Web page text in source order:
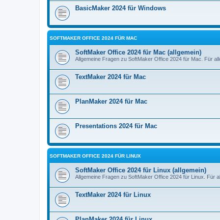
BasicMaker 2024 für Windows
SOFTMAKER OFFICE 2024 FÜR MAC
SoftMaker Office 2024 für Mac (allgemein)
Allgemeine Fragen zu SoftMaker Office 2024 für Mac. Für
TextMaker 2024 für Mac
PlanMaker 2024 für Mac
Presentations 2024 für Mac
SOFTMAKER OFFICE 2024 FÜR LINUX
SoftMaker Office 2024 für Linux (allgemein)
Allgemeine Fragen zu SoftMaker Office 2024 für Linux. Für
TextMaker 2024 für Linux